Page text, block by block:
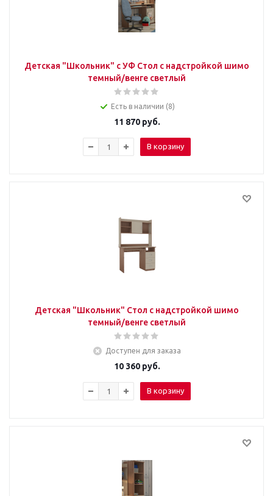
Детская "Школьник" с УФ Стол с надстройкой шимо
темный/венге светлый
Есть в наличии (8)
11 870руб.
В корзину
Детская "Школьник" Стол с надстройкой шимо
темный/венге светлый
Доступен для заказа
10 360руб.
В корзину